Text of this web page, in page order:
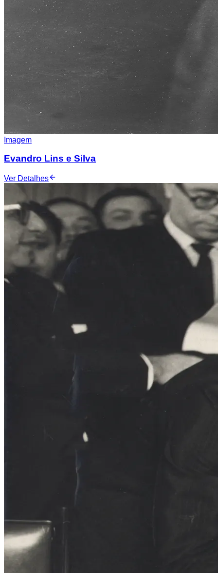
Imagem
Evandro Lins e Silva
Ver Detalhes